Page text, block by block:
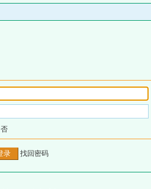
否
找回密码